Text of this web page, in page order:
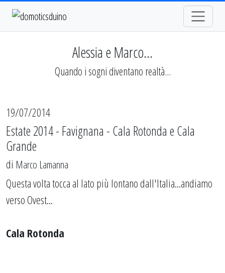
Alessia e Marco...
Quando i sogni diventano realtà...
19/07/2014
Estate 2014 - Favignana - Cala Rotonda e Cala
Grande
di Marco Lamanna
Questa volta tocca al lato più lontano dall'Italia...andiamo
verso Ovest...
Cala Rotonda